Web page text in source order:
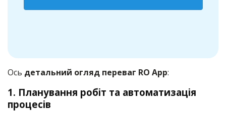
Ось детальний огляд переваг RO App:
1. Планування робіт та автоматизація
процесів